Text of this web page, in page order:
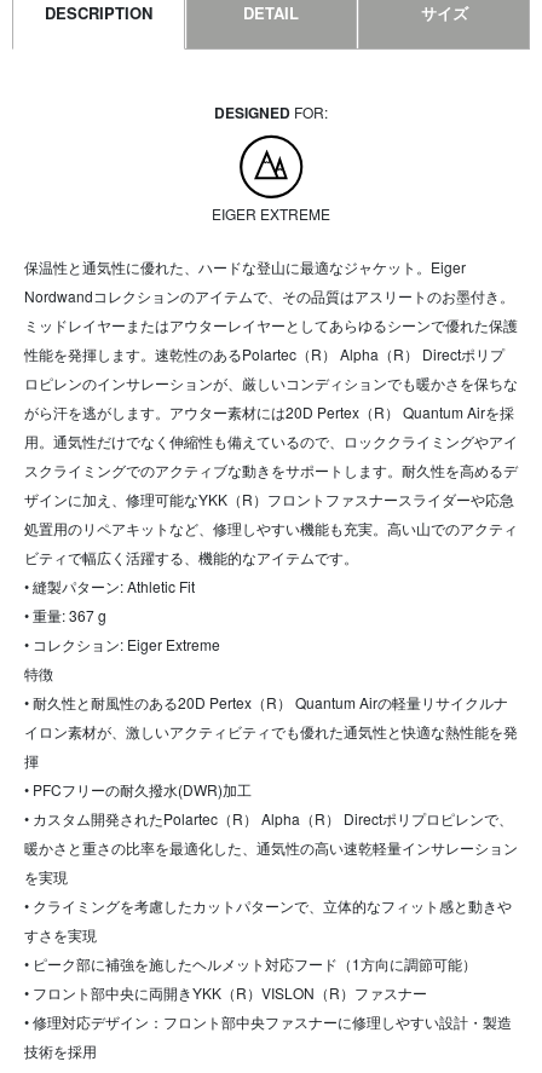
DESCRIPTION DETAIL サイズ
DESIGNED FOR:
EIGER EXTREME
保温性と通気性に優れた、ハードな登山に最適なジャケット。Eiger
Nordwandコレクションのアイテムで、その品質はアスリートのお墨付き。
ミッドレイヤーまたはアウターレイヤーとしてあらゆるシーンで優れた保護
性能を発揮します。速乾性のあるPolartec（R） Alpha（R） Directポリプ
ロピレンのインサレーションが、厳しいコンディションでも暖かさを保ちな
がら汗を逃がします。アウター素材には20D Pertex（R） Quantum Airを採
用。通気性だけでなく伸縮性も備えているので、ロッククライミングやアイ
スクライミングでのアクティブな動きをサポートします。耐久性を高めるデ
ザインに加え、修理可能なYKK（R）フロントファスナースライダーや応急
処置用のリペアキットなど、修理しやすい機能も充実。高い山でのアクティ
ビティで幅広く活躍する、機能的なアイテムです。
• 縫製パターン: Athletic Fit
• 重量: 367 g
• コレクション: Eiger Extreme
特徴
• 耐久性と耐風性のある20D Pertex（R） Quantum Airの軽量リサイクルナ
イロン素材が、激しいアクティビティでも優れた通気性と快適な熱性能を発
揮
• PFCフリーの耐久撥水(DWR)加工
• カスタム開発されたPolartec（R） Alpha（R） Directポリプロピレンで、
暖かさと重さの比率を最適化した、通気性の高い速乾軽量インサレーション
を実現
• クライミングを考慮したカットパターンで、立体的なフィット感と動きや
すさを実現
• ピーク部に補強を施したヘルメット対応フード（1方向に調節可能）
• フロント部中央に両開きYKK（R）VISLON（R）ファスナー
• 修理対応デザイン：フロント部中央ファスナーに修理しやすい設計・製造
技術を採用